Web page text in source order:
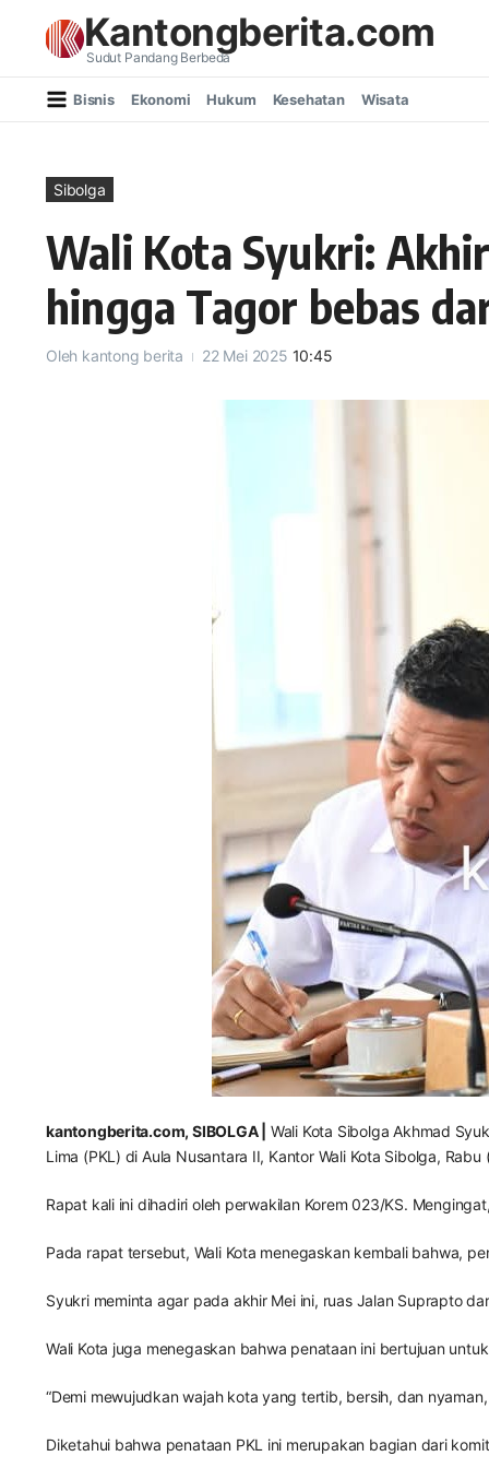
Kantongberita.com
Sudut Pandang Berbeda
Bisnis Ekonomi Hukum Kesehatan Wisata
Sibolga
Wali Kota Syukri:
hingga Tagor bebas
Oleh kantong berita 22 Mei 2025 10:45
kantongberita.com, SIBOLGA |
Wali Kota Sibolga Akhmad
Lima (PKL) di Aula Nusantara II, Kantor Wali Kota Sibolga,
Rapat kali ini dihadiri oleh perwakilan Korem 023/KS.
Pada rapat tersebut, Wali Kota menegaskan kembali bahwa,
Syukri meminta agar pada akhir Mei ini, ruas Jalan Suprapto
Wali Kota juga menegaskan bahwa penataan ini bertujuan
“Demi mewujudkan wajah kota yang tertib, bersih, dan
Diketahui bahwa penataan PKL ini merupakan bagian dari